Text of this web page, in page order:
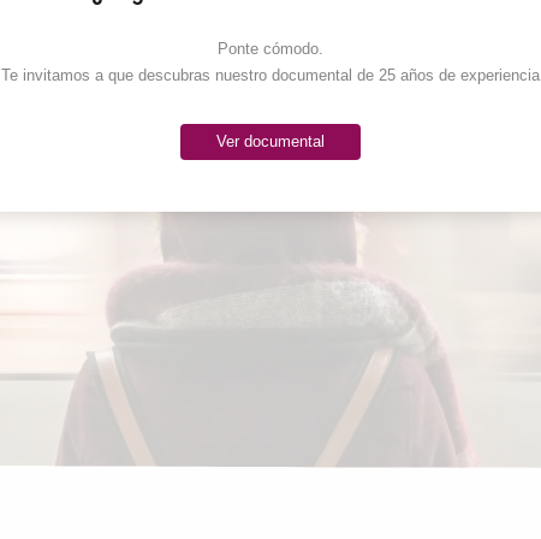
Ponte cómodo.
Te invitamos a que descubras nuestro documental de 25 años de
Ver documental